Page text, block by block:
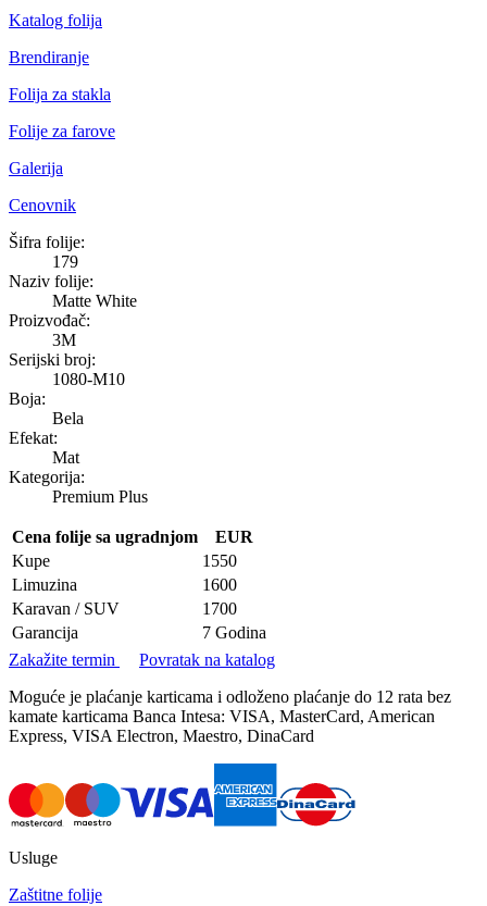
Katalog folija
Brendiranje
Folija za stakla
Folije za farove
Galerija
Cenovnik
Matte White
Šifra folije:
179
Naziv folije:
Matte White
Proizvođač:
3M
Serijski broj:
1080-M10
Boja:
Bela
Efekat:
Mat
Kategorija:
Premium Plus
Cena folije sa ugradnjom
EUR
Kupe
1550
Limuzina
1600
Karavan / SUV
1700
Garancija
7 Godina
Zakažite termin
Povratak na katalog
Moguće je plaćanje karticama i odloženo plaćanje do 12 rata bez
kamate karticama Banca Intesa: VISA, MasterCard, American
Express, VISA Electron, Maestro, DinaCard
Usluge
Zaštitne folije